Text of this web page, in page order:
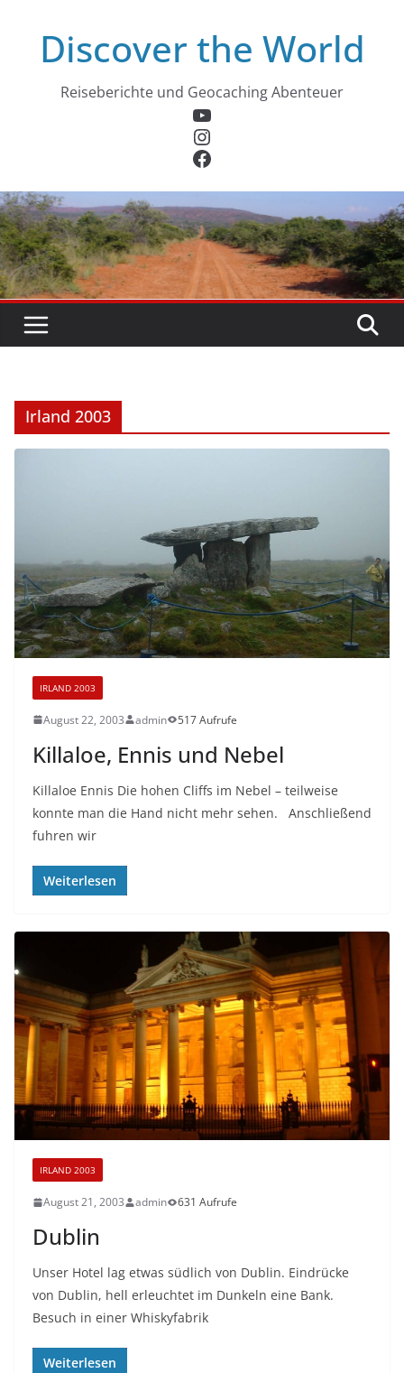
springenDiscover the World
Reiseberichte und Geocaching Abenteuer
YouTube
Instagram
Facebook
Irland 2003
IRLAND 2003
August 22, 2003 admin 517 Aufrufe
Killaloe, Ennis und Nebel
Killaloe Ennis Die hohen Cliffs im Nebel – teilweise
konnte man die Hand nicht mehr sehen. Anschließend
fuhren wir
Weiterlesen
IRLAND 2003
August 21, 2003 admin 631 Aufrufe
Dublin
Unser Hotel lag etwas südlich von Dublin. Eindrücke
von Dublin, hell erleuchtet im Dunkeln eine Bank.
Besuch in einer Whiskyfabrik
Weiterlesen